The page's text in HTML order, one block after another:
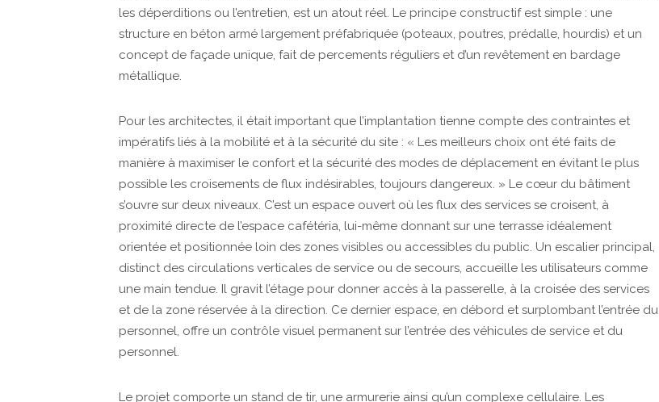
les déperditions ou l’entretien, est un atout réel. Le principe constructif est simple : une
structure en béton armé largement préfabriquée (poteaux, poutres, prédalle, hourdis) et un
concept de façade unique, fait de percements réguliers et d’un revêtement en bardage
métallique.
Pour les architectes, il était important que l’implantation tienne compte des contraintes et
impératifs liés à la mobilité et à la sécurité du site : « Les meilleurs choix ont été faits de
manière à maximiser le confort et la sécurité des modes de déplacement en évitant le plus
possible les croisements de flux indésirables, toujours dangereux. » Le cœur du bâtiment
s’ouvre sur deux niveaux. C’est un espace ouvert où les flux des services se croisent, à
proximité directe de l’espace cafétéria, lui-même donnant sur une terrasse idéalement
orientée et positionnée loin des zones visibles ou accessibles du public. Un escalier principal,
distinct des circulations verticales de service ou de secours, accueille les utilisateurs comme
une main tendue. Il gravit l’étage pour donner accès à la passerelle, à la croisée des services
et de la zone réservée à la direction. Ce dernier espace, en débord et surplombant l’entrée du
personnel, offre un contrôle visuel permanent sur l’entrée des véhicules de service et du
personnel.
Le projet comporte un stand de tir, une armurerie ainsi qu’un complexe cellulaire. Les